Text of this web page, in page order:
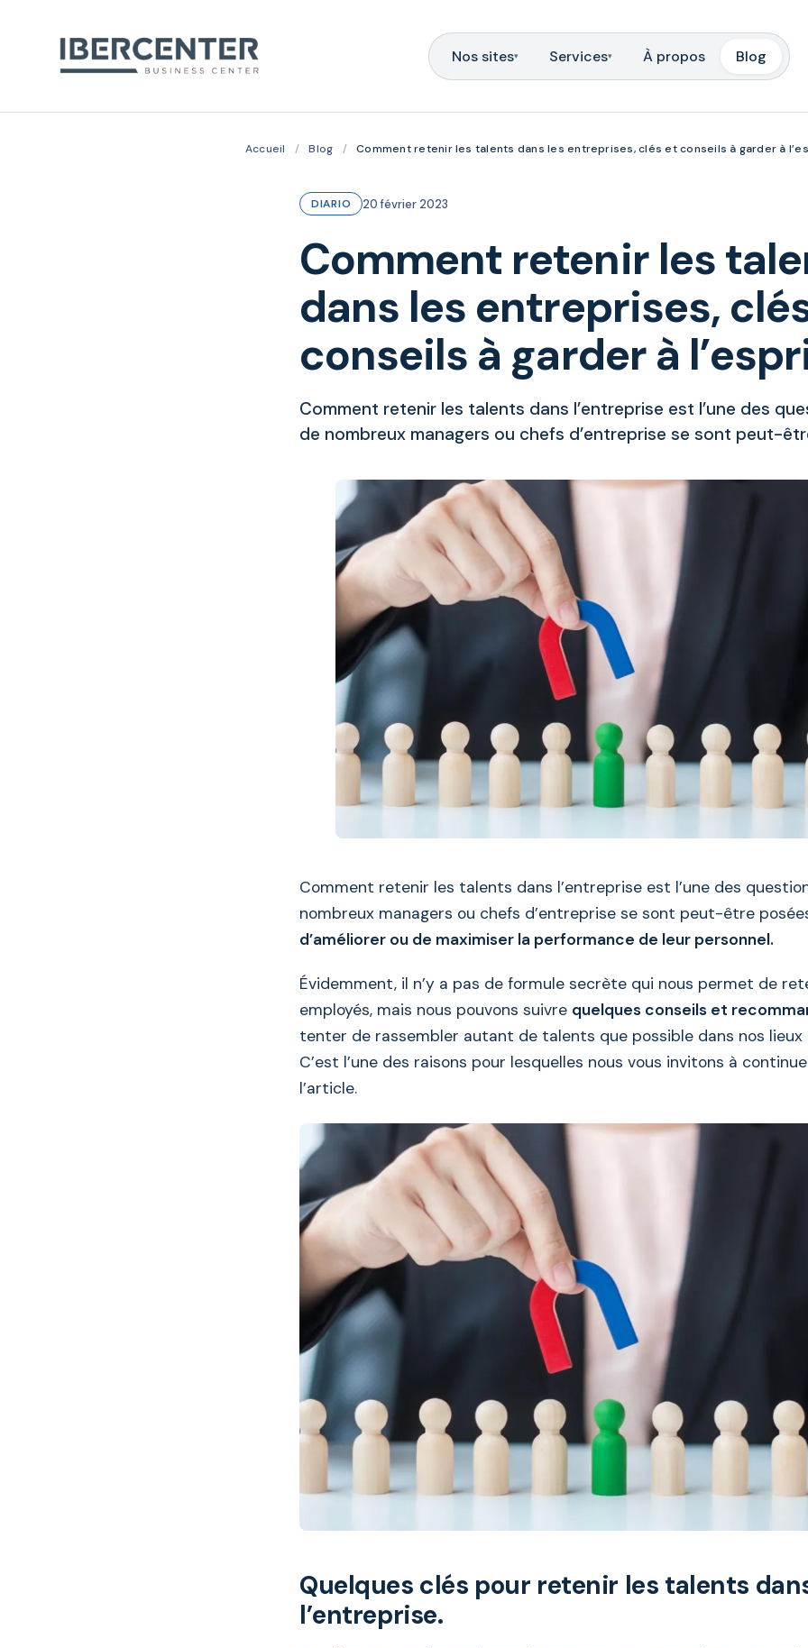
Nos sites▾ Services▾ À propos Blog
Accueil / Blog / Comment retenir les talents dans les entreprises, clés et conseils à garder à
DIARIO 20 février 2023
Comment retenir les
dans les entreprises,
conseils à garder à
Comment retenir les talents dans l’entreprise est l’une des
de nombreux managers ou chefs d’entreprise se sont peut-
Comment retenir les talents dans l’entreprise est l’une des
nombreux managers ou chefs d’entreprise se sont peut-être
d’améliorer ou de maximiser la performance de leur personnel.
Évidemment, il n’y a pas de formule secrète qui nous permet de
employés, mais nous pouvons suivre quelques conseils et
tenter de rassembler autant de talents que possible dans nos lieux
C’est l’une des raisons pour lesquelles nous vous invitons à
l’article.
Quelques clés pour retenir les talents
l’entreprise.